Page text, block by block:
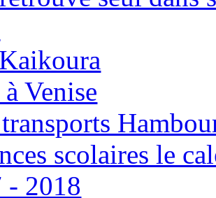
Venise
scolaires le
- 2018